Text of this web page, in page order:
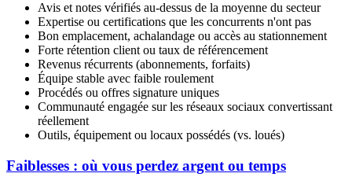
Avis et notes vérifiés au-dessus de la moyenne du secteur
Expertise ou certifications que les concurrents n'ont pas
Bon emplacement, achalandage ou accès au stationnement
Forte rétention client ou taux de référencement
Revenus récurrents (abonnements, forfaits)
Équipe stable avec faible roulement
Procédés ou offres signature uniques
Communauté engagée sur les réseaux sociaux convertissant
réellement
Outils, équipement ou locaux possédés (vs. loués)
Faiblesses : où vous perdez argent ou temps